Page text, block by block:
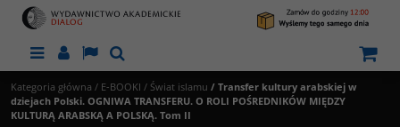
MenuPanelLangSzukaj
Kategoria główna / E-BOOKI / Świat islamu / Transfer kultury arabskiej w
dziejach Polski. OGNIWA TRANSFERU. O ROLI POŚREDNIKÓW MIĘDZY
KULTURĄ ARABSKĄ A POLSKĄ. Tom II